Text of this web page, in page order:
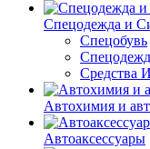
Спецодежда и
Спецобувь
Средства
Автохимия и
Автоаксессуары